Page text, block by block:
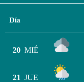
Día
20 MIÉ
21 JUE